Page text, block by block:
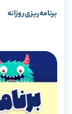
برنامه ریزی روزانه